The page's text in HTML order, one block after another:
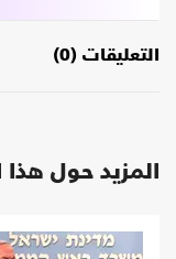
التعليقات (0)
المزيد حول